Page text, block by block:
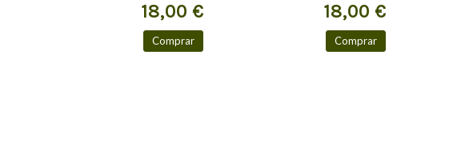
18,00 €
Comprar
18,00 €
Comprar